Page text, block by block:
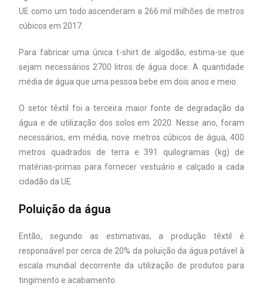
UE como um todo ascenderam a 266 mil milhões de metros
cúbicos em 2017.
Para fabricar uma única t-shirt de algodão, estima-se que
sejam necessários 2700 litros de água doce. A quantidade
média de água que uma pessoa bebe em dois anos e meio.
O setor têxtil foi a terceira maior fonte de degradação da
água e de utilização dos solos em 2020. Nesse ano, foram
necessários, em média, nove metros cúbicos de água, 400
metros quadrados de terra e 391 quilogramas (kg) de
matérias-primas para fornecer vestuário e calçado a cada
cidadão da UE.
Poluição da água
Então, segundo as estimativas, a produção têxtil é
responsável por cerca de 20% da poluição da água potável à
escala mundial decorrente da utilização de produtos para
tingimento e acabamento.